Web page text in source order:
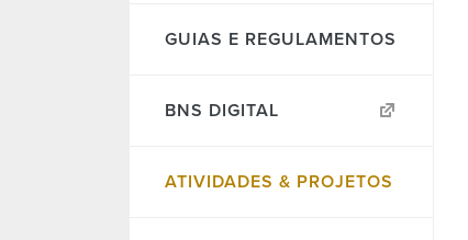
GUIAS E REGULAMENTOS
BNS DIGITAL
ATIVIDADES & PROJETOS